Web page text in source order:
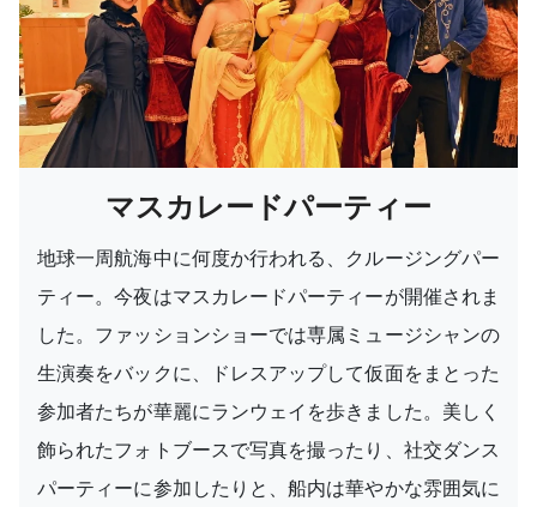
マスカレードパーティー
地球一周航海中に何度か行われる、クルージングパー
ティー。今夜はマスカレードパーティーが開催されま
した。ファッションショーでは専属ミュージシャンの
生演奏をバックに、ドレスアップして仮面をまとった
参加者たちが華麗にランウェイを歩きました。美しく
飾られたフォトブースで写真を撮ったり、社交ダンス
パーティーに参加したりと、船内は華やかな雰囲気に